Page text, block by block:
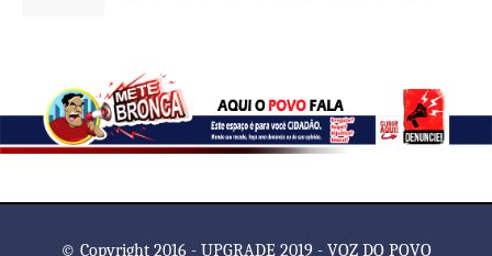
© Copyright 2016 - UPGRADE 2019 - VOZ DO POVO